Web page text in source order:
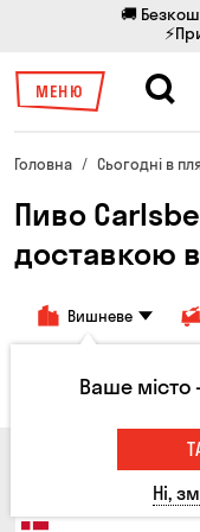
🚚
МЕНЮ
Головна Сьогодні в
Пиво
доставкою
Вишневе
Всі товари
Ваше
Ні,